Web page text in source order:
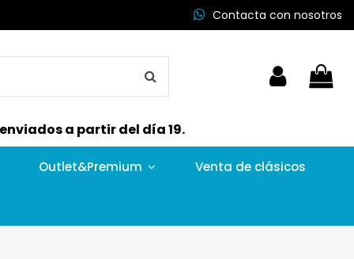
Contacta con nosotros
a partir del día 19.
Outlet&Premium Venta de clásicos